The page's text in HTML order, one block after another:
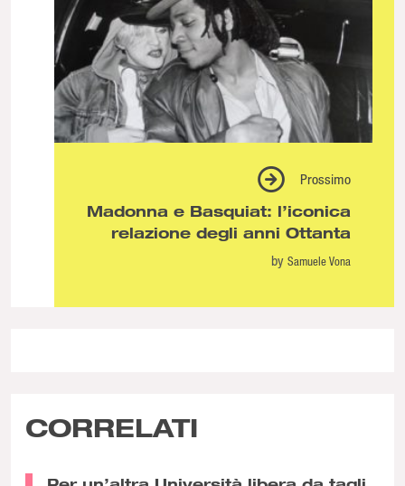
Prossimo
Madonna e Basquiat: l’iconica
relazione degli anni Ottanta
by Samuele Vona
CORRELATI